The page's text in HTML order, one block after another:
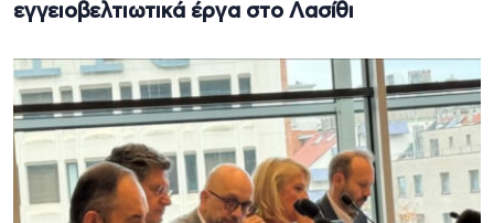
εγγειοβελτιωτικά έργα στο Λασίθι